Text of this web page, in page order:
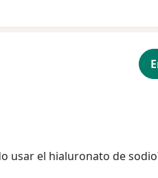
usar el hialuronato de